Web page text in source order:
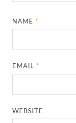
NAME*
EMAIL*
WEBSITE